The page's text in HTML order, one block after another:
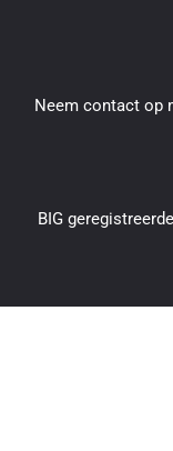
Neem contact op
BIG